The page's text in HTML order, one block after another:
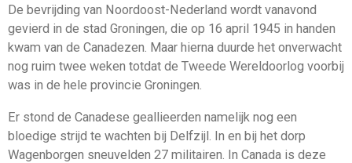
De bevrijding van Noordoost-Nederland wordt vanavond
gevierd in de stad Groningen, die op 16 april 1945 in handen
kwam van de Canadezen. Maar hierna duurde het onverwacht
nog ruim twee weken totdat de Tweede Wereldoorlog voorbij
was in de hele provincie Groningen.
Er stond de Canadese geallieerden namelijk nog een
bloedige strijd te wachten bij Delfzijl. In en bij het dorp
Wagenborgen sneuvelden 27 militairen. In Canada is deze